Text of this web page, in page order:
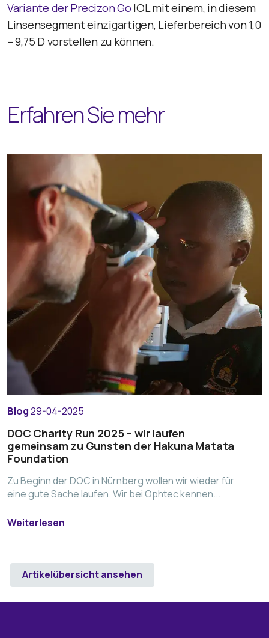
Variante der Precizon Go IOL mit einem, in diesem
Linsensegment einzigartigen, Lieferbereich von 1,0
– 9,75 D vorstellen zu können.
Erfahren Sie mehr
Blog29-04-2025
DOC Charity Run 2025 – wir laufen
gemeinsam zu Gunsten der Hakuna Matata
Foundation
Zu Beginn der DOC in Nürnberg wollen wir wieder für
eine gute Sache laufen. Wir bei Ophtec kennen...
Weiterlesen
Artikelübersicht ansehen